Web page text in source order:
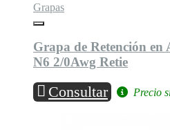
Grapas
Grapa de Retención
N6 2/0Awg Retie
Consultar Precio